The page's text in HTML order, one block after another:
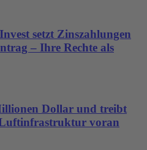
setzt Zinszahlungen
– Ihre Rechte als
Dollar und treibt
voran